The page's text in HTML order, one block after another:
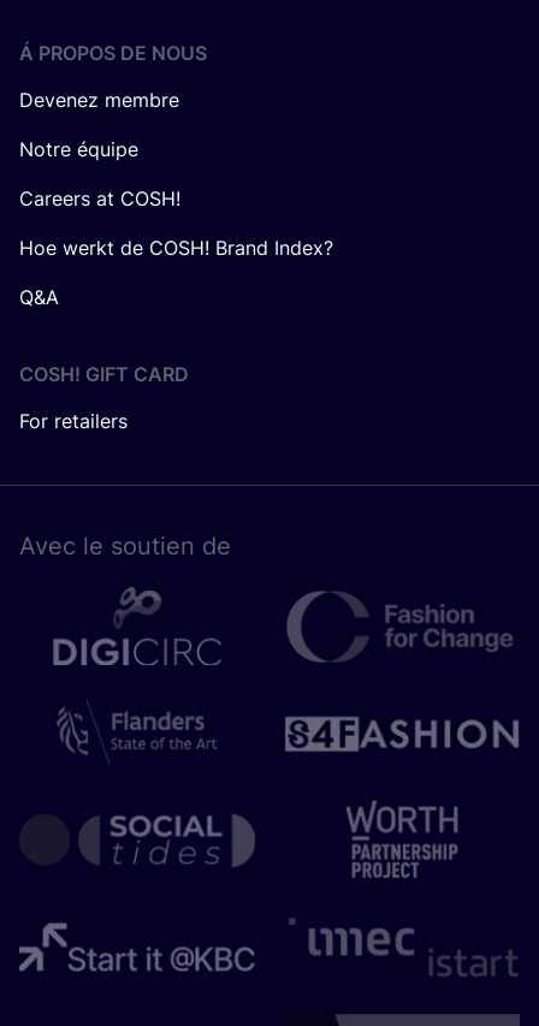
Á PROPOS DE NOUS
Devenez membre
Notre équipe
Careers at COSH!
Hoe werkt de COSH! Brand Index?
Q&A
COSH! GIFT CARD
For retailers
Avec le sou­tien de